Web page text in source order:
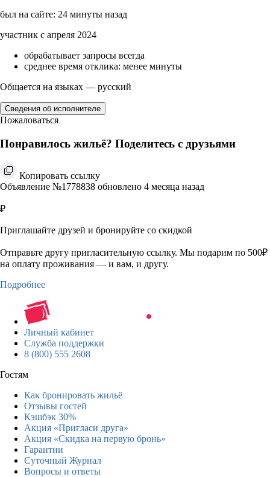
был на сайте: 24 минуты назад
участник с апреля 2024
обрабатывает запросы всегда
среднее время отклика: менее минуты
Общается на языках — русский
Сведения об исполнителе
Пожаловаться
Понравилось жильё? Поделитесь с друзьями
Копировать ссылку
Объявление №1778838 обновлено 4 месяца назад
₽
Приглашайте друзей и бронируйте со скидкой
Отправьте другу пригласительную ссылку. Мы подарим по 500₽
на оплату проживания — и вам, и другу.
Подробнее
Личный кабинет
Служба поддержки
8 (800) 555 2608
Гостям
Как бронировать жильё
Отзывы гостей
Кэшбэк 30%
Акция «Пригласи друга»
Акция «Скидка на первую бронь»
Гарантии
Суточный Журнал
Вопросы и ответы